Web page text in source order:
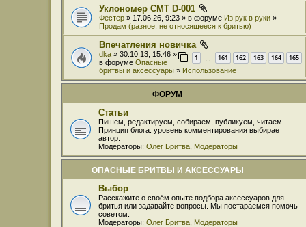
Уклономер СМТ D-001
Фестер » 17.06.26, 9:23 » в форуме Из рук в руки »
Продам (разное, не относящееся к бритью)
Впечатления новичка
1 161 162 163 164 165
dka » 30.10.13, 15:46 »
в форуме Опасные
бритвы и аксессуары » Использование
ФОРУМ
Статьи
Пишем, редактируем, собираем, публикуем, читаем.
Принцип блога: уровень комментирования выбирает
автор.
Модераторы: Олег Бритва Модераторы
ОПАСНЫЕ БРИТВЫ И АКСЕССУАРЫ
Выбор
Расскажите о своём опыте подбора аксессуаров для
бритья или задавайте вопросы. Мы постараемся помочь
советом.
Модераторы: Олег Бритва Модераторы